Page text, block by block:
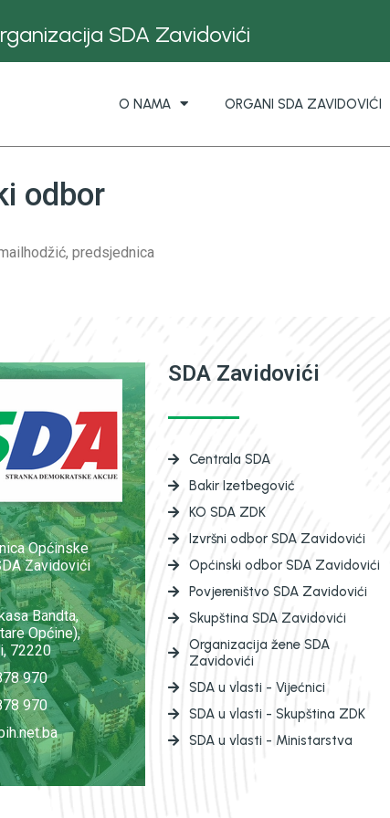
SDA Zavidovići
O NAMA ORGANI SDA ZAVIDOVIĆI
odbor
predsjednica
Općinske
Zavidovići
Bandta,
Općine),
72220
970
970
SDA Zavidovići
Centrala SDA
Bakir Izetbegović
KO SDA ZDK
Izvršni odbor SDA Zavidovići
Općinski odbor SDA Zavidovići
Povjereništvo SDA Zavidovići
Skupština SDA Zavidovići
Organizacija žene SDA
Zavidovići
SDA u vlasti - Vijećnici
SDA u vlasti - Skupština ZDK
SDA u vlasti - Ministarstva